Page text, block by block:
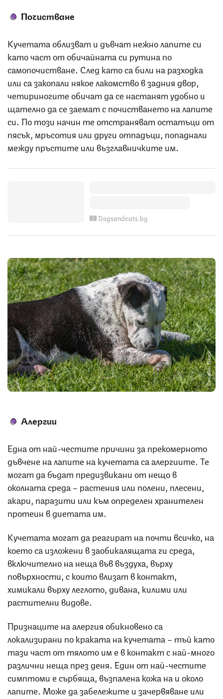
Почистване
Кучетата облизват и дъвчат нежно лапите си
като част от обичайната си рутина по
самопочистване. След като са били на разходка
или са закопали някое лакомство в задния двор,
четириногите обичат да се настанят удобно и
щателно да се заемат с почистването на лапите
си. По този начин те отстраняват остатъци от
пясък, мръсотия или други отпадъци, попаднали
между пръстите или възглавничките им.
Dogsandcats.bg
Снимка: iStock
Алергии
Една от най-честите причини за прекомерното
дъвчене на лапите на кучетата са алергиите. Те
могат да бъдат предизвикани от нещо в
околната среда – растения или полени, плесени,
акари, паразити или към определен хранителен
протеин в диетата им.
Кучетата могат да реагират на почти всичко, на
което са изложени в заобикалящата ги среда,
включително на неща във въздуха, върху
повърхности, с които влизат в контакт,
химикали върху леглото, дивана, килими или
растителни видове.
Признаците на алергия обикновено са
локализирани по краката на кучетата – тъй като
тази част от тялото им е в контакт с най-много
различни неща през деня. Един от най-честите
симптоми е сърбяща, възпалена кожа на и около
лапите. Може да забележите и зачервяване или